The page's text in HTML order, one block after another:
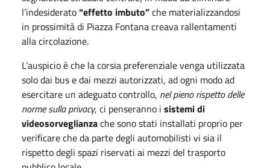
l’indesiderato“effetto imbuto”che materializzandosi
in prossimità di Piazza Fontana creava rallentamenti
alla circolazione.
L’auspicio è che la corsia preferenziale venga utilizzata
solo dai bus e dai mezzi autorizzati, ad ogni modo ad
esercitare un adeguato controllo, nel pieno rispetto delle
norme sulla privacy, ci penseranno i sistemi di
videosorveglianzache sono stati installati proprio per
verificare che da parte degli automobilisti vi sia il
rispetto degli spazi riservati ai mezzi del trasporto